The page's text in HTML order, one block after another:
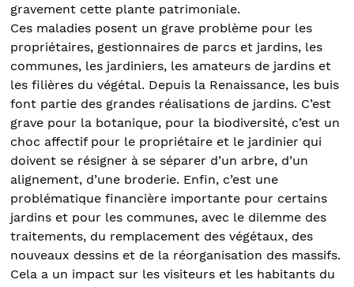
gravement cette plante patrimoniale.
Ces maladies posent un grave problème pour les
propriétaires, gestionnaires de parcs et jardins, les
communes, les jardiniers, les amateurs de jardins et
les filières du végétal. Depuis la Renaissance, les buis
font partie des grandes réalisations de jardins. C’est
grave pour la botanique, pour la biodiversité, c’est un
choc affectif pour le propriétaire et le jardinier qui
doivent se résigner à se séparer d’un arbre, d’un
alignement, d’une broderie. Enfin, c’est une
problématique financière importante pour certains
jardins et pour les communes, avec le dilemme des
traitements, du remplacement des végétaux, des
nouveaux dessins et de la réorganisation des massifs.
Cela a un impact sur les visiteurs et les habitants du